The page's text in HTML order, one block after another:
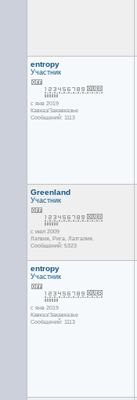
entropy
Участник
с янв 2019
Кавказ/Закавказье
Сообщений: 1113
Greenland
Участник
с июл 2009
Латвия, Рига. Латгалия.
Сообщений: 5323
entropy
Участник
с янв 2019
Кавказ/Закавказье
Сообщений: 1113